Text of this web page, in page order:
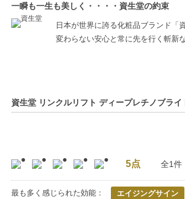
一瞬も一生も美しく・・・・資生堂の約束
日本が世界に誇る化粧品ブランド「
変わらない安心と常に先を行く斬新
資生堂 リンクルリフト ディープレチノブラ
5点 全1件
最も多く感じられた効能： エイジングサイン